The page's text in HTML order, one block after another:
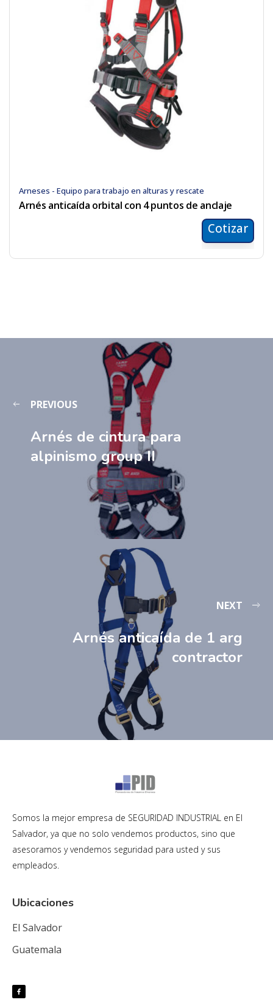
Arneses - Equipo para trabajo en alturas y rescate
Arnés anticaída orbital con 4 puntos de anclaje
Cotizar
PREVIOUS
Arnés de cintura para
alpinismo group II
NEXT
Arnés anticaída de 1 arg
contractor
Somos la mejor empresa de SEGURIDAD INDUSTRIAL en El
Salvador, ya que no solo vendemos productos, sino que
asesoramos y vendemos seguridad para usted y sus
empleados.
Ubicaciones
El Salvador
Guatemala